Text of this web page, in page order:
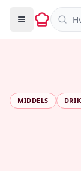
Søk i
MIDDELS